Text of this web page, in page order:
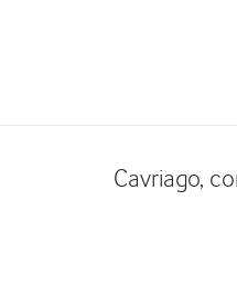
Cavriago,